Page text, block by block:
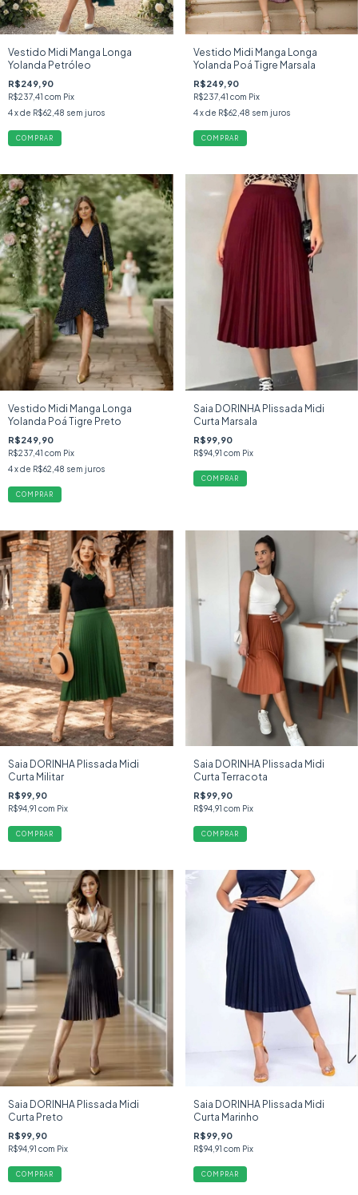
Vestido Midi Manga Longa
Yolanda Petróleo
R$249,90
R$237,41 com Pix
4x de R$62,48 sem juros
COMPRAR
Vestido Midi Manga Longa
Yolanda Poá Tigre Marsala
R$249,90
R$237,41 com Pix
4 x de R$62,48 sem juros
COMPRAR
Vestido Midi Manga Longa
Yolanda Poá Tigre Preto
R$249,90
R$237,41 com Pix
4x de R$62,48 sem juros
COMPRAR
Saia DORINHA Plissada Midi
Curta Marsala
R$99,90
R$94,91 com Pix
COMPRAR
Saia DORINHA Plissada Midi
Curta Militar
R$99,90
R$94,91 com Pix
COMPRAR
Saia DORINHA Plissada Midi
Curta Terracota
R$99,90
R$94,91 com Pix
COMPRAR
Saia DORINHA Plissada Midi
Curta Preto
R$99,90
R$94,91 com Pix
COMPRAR
Saia DORINHA Plissada Midi
Curta Marinho
R$99,90
R$94,91 com Pix
COMPRAR